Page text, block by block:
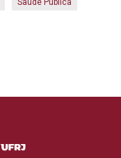
Saúde Pública